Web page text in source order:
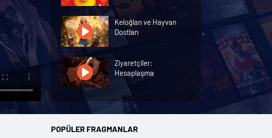
Keloğlan ve Hayvan
Dostları
Ziyaretçiler:
Hesaplaşma
Nasreddin Hoca:
Zaman Yolcusu 4
POPÜLER FRAGMANLAR